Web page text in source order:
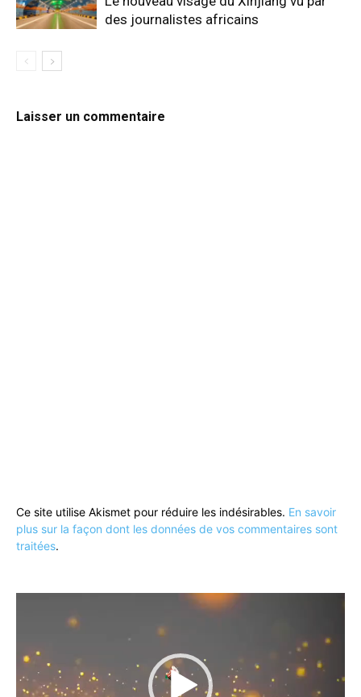
des journalistes africains
Laisser un commentaire
Ce site utilise Akismet pour réduire les indésirables. En savoir
plus sur la façon dont les données de vos commentaires sont
traitées.